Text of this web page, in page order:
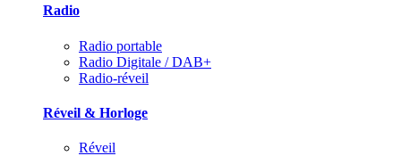
Radio
Radio portable
Radio Digitale / DAB+
Radio-réveil
Réveil & Horloge
Réveil